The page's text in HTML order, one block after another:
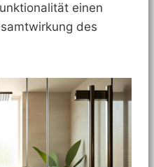
einen
des